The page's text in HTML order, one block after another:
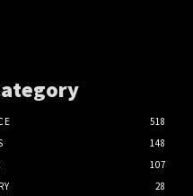
518
148
107
28